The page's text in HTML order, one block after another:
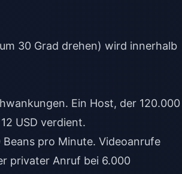
30 Grad drehen) wird innerhalb
Ein Host, der 120.000
USD verdient.
pro Minute. Videoanrufe
privater Anruf bei 6.000